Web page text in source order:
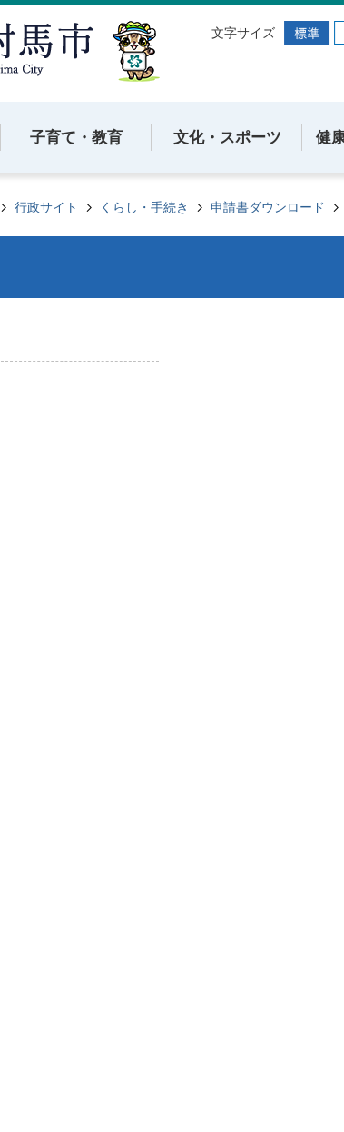
文字サイズ
子育て・教育 文化・スポーツ 健
行政サイト くらし・手続き 申請書ダウンロード